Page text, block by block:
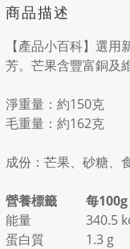
商品描述
【產品小百科】選
芳。芒果含豐富銅及
淨重量：約150克
毛重量：約162克
成份：芒果、砂糖、
營養標籤
每100g
能量
340.5
蛋白質
1.3 g